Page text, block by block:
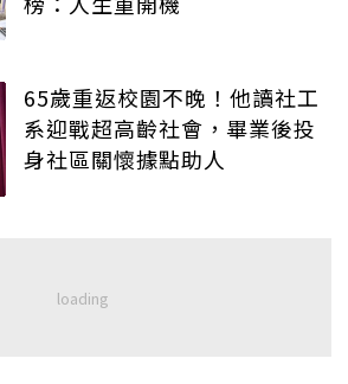
65歲重返校園不晚！他讀社工
系迎戰超高齡社會，畢業後投
身社區關懷據點助人